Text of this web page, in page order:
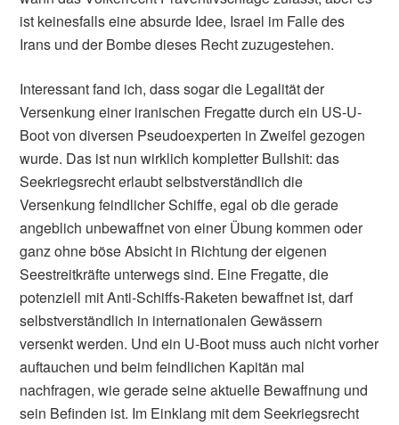
ist keinesfalls eine absurde Idee, Israel im Falle des
Irans und der Bombe dieses Recht zuzugestehen.
Interessant fand ich, dass sogar die Legalität der
Versenkung einer iranischen Fregatte durch ein US-U-
Boot von diversen Pseudoexperten in Zweifel gezogen
wurde. Das ist nun wirklich kompletter Bullshit: das
Seekriegsrecht erlaubt selbstverständlich die
Versenkung feindlicher Schiffe, egal ob die gerade
angeblich unbewaffnet von einer Übung kommen oder
ganz ohne böse Absicht in Richtung der eigenen
Seestreitkräfte unterwegs sind. Eine Fregatte, die
potenziell mit Anti-Schiffs-Raketen bewaffnet ist, darf
selbstverständlich in internationalen Gewässern
versenkt werden. Und ein U-Boot muss auch nicht vorher
auftauchen und beim feindlichen Kapitän mal
nachfragen, wie gerade seine aktuelle Bewaffnung und
sein Befinden ist. Im Einklang mit dem Seekriegsrecht